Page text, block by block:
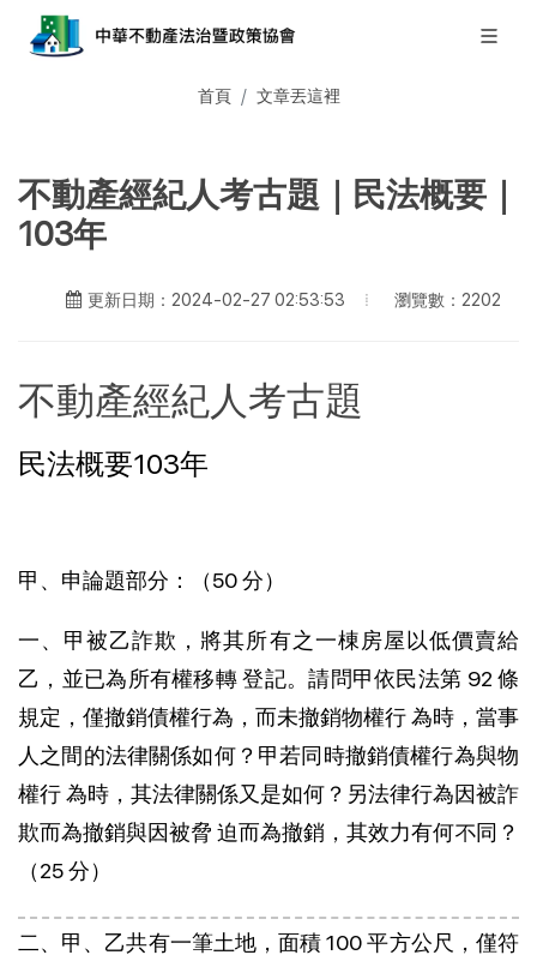
首頁 文章丟這裡
不動產經紀人考古題｜民法概要｜
103年
更新日期：2024-02-27 02:53:53 瀏覽數：2202
不動產經紀人考古題
民法概要103年
甲、申論題部分：（50 分）
一、甲被乙詐欺，將其所有之一棟房屋以低價賣給
乙，並已為所有權移轉 登記。請問甲依民法第 92 條
規定，僅撤銷債權行為，而未撤銷物權行 為時，當事
人之間的法律關係如何？甲若同時撤銷債權行為與物
權行 為時，其法律關係又是如何？另法律行為因被詐
欺而為撤銷與因被脅 迫而為撤銷，其效力有何不同？
（25 分）
二、甲、乙共有一筆土地，面積 100 平方公尺，僅符